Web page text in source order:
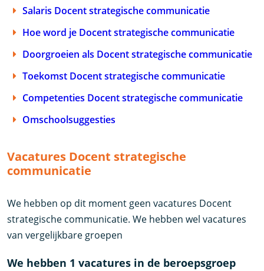
Salaris Docent strategische communicatie
Hoe word je Docent strategische communicatie
Doorgroeien als Docent strategische communicatie
Toekomst Docent strategische communicatie
Competenties Docent strategische communicatie
Omschoolsuggesties
Vacatures Docent strategische
communicatie
We hebben op dit moment geen vacatures Docent
strategische communicatie. We hebben wel vacatures
van vergelijkbare groepen
We hebben 1 vacatures in de beroepsgroep